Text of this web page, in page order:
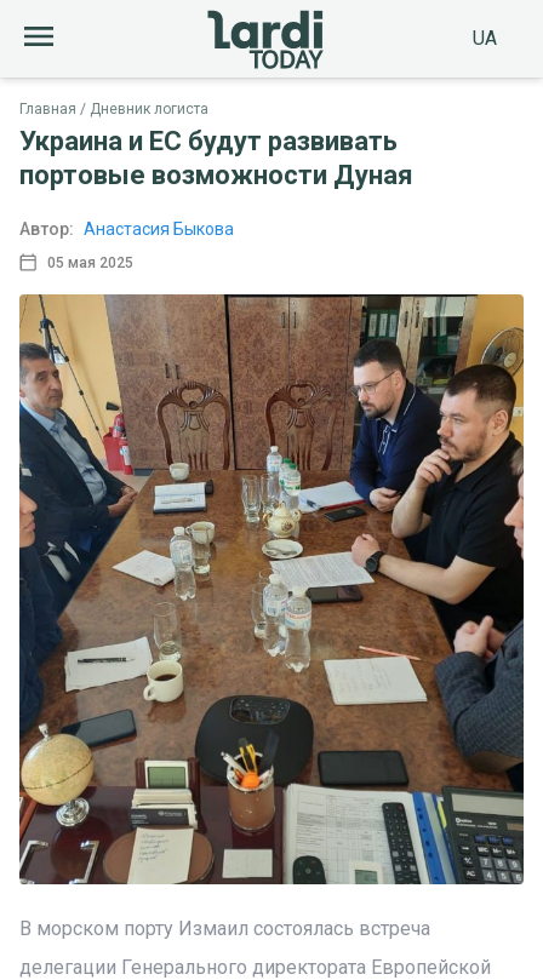
UA
Главная Дневник логиста
Украина и ЕС будут развивать
портовые возможности Дуная
05 мая 2025
Автор: Анастасия Быкова
В морском порту Измаил состоялась встреча
делегации Генерального директората Европейской